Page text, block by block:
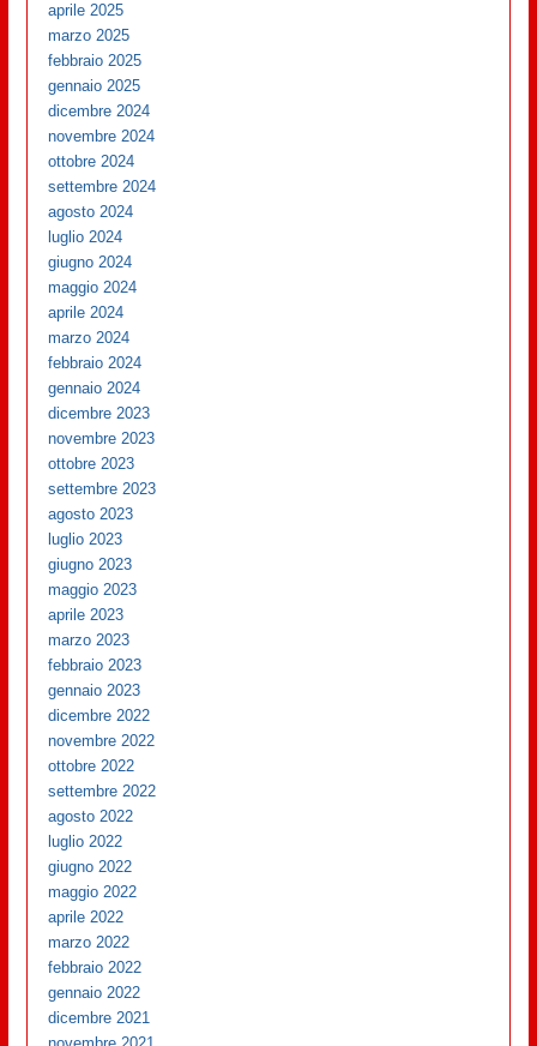
aprile 2025
marzo 2025
febbraio 2025
gennaio 2025
dicembre 2024
novembre 2024
ottobre 2024
settembre 2024
agosto 2024
luglio 2024
giugno 2024
maggio 2024
aprile 2024
marzo 2024
febbraio 2024
gennaio 2024
dicembre 2023
novembre 2023
ottobre 2023
settembre 2023
agosto 2023
luglio 2023
giugno 2023
maggio 2023
aprile 2023
marzo 2023
febbraio 2023
gennaio 2023
dicembre 2022
novembre 2022
ottobre 2022
settembre 2022
agosto 2022
luglio 2022
giugno 2022
maggio 2022
aprile 2022
marzo 2022
febbraio 2022
gennaio 2022
dicembre 2021